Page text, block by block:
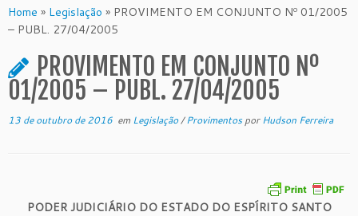
to
content
Home » Legislação » PROVIMENTO EM CONJUNTO Nº 01/2005
– PUBL. 27/04/2005
PROVIMENTO EM CONJUNTO Nº
01/2005 – PUBL. 27/04/2005
13 de outubro de 2016 em Legislação/ProvimentosporHudson Ferreira
PODER JUDICIÁRIO DO ESTADO DO ESPÍRITO SANTO